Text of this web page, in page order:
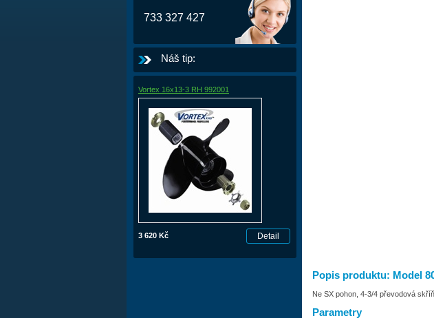
733 327 427
Náš tip:
Vortex 16x13-3 RH 992001
3 620 Kč
Popis produktu: Model
Ne SX pohon, 4-3/4 převodová skříň
Parametry